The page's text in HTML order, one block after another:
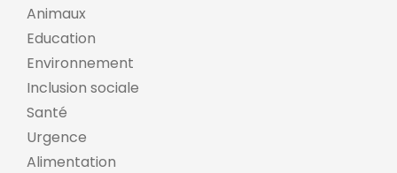
Animaux
Education
Environnement
Inclusion sociale
Santé
Urgence
Alimentation